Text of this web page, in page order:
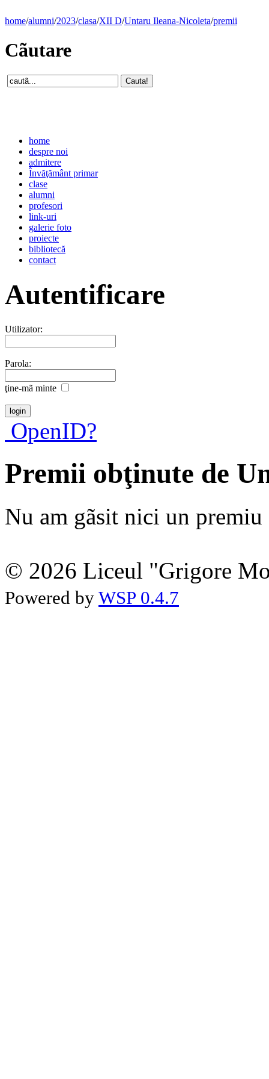
home/alumni/2023/clasa/XII D/Untaru Ileana-Nicoleta/premii
Cãutare
home
despre noi
admitere
Învăţământ primar
clase
alumni
profesori
link-uri
galerie foto
proiecte
bibliotecă
contact
Autentificare
Utilizator:
Parola:
ţine-mã minte
OpenID?
Premii obţinute de
Nu am gãsit nici un premiu
© 2026 Liceul "Grigore
Powered by WSP 0.4.7